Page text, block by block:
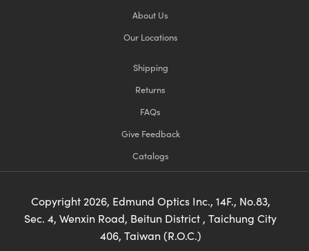
About Us
Our Locations
Shipping
Returns
FAQs
Give Feedback
Catalogs
Copyright2026, Edmund Optics Inc., 14F., No.83,
Sec. 4, Wenxin Road, Beitun District , Taichung City
406, Taiwan (R.O.C.)